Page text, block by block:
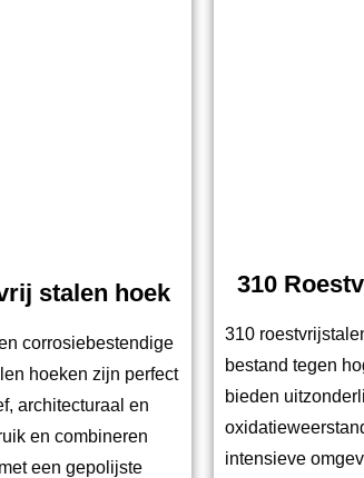
stalen hoek
corrosiebestendige
hoeken zijn perfect
architecturaal en
en combineren
een gepolijste
310
310
bestand tegen
bieden
intensieve